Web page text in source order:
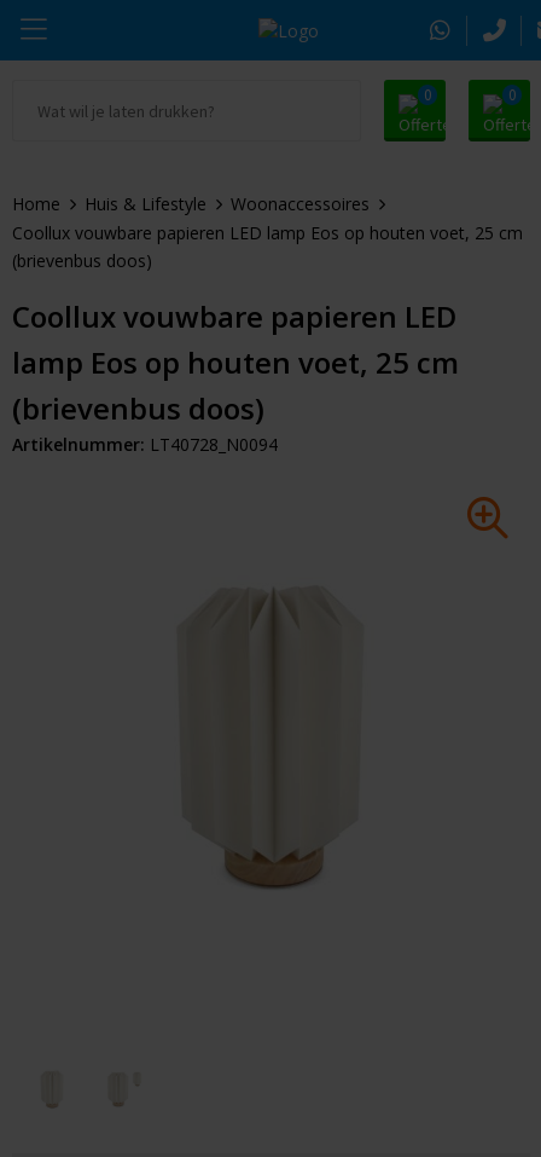
0 0
Drinkwaren
Kleding & Textiel
Tassen & Reizen
Elektronica & Gadgets
Beurs & Event
Alle promosnoepje
Zomer
Pasen
Kerst
Eindejaarsgeschenken
Alle geefmomenten
Thule
Moleskine
Alle merken
Home Huis & Lifestyle
Woonaccessoires
Coollux vouwbare papieren LED lamp Eos op houten voet, 25 cm
(brievenbus doos)
Coollux vouwbare papieren LED
lamp Eos op houten voet, 25 cm
(brievenbus doos)
Artikelnummer: LT40728_N0094